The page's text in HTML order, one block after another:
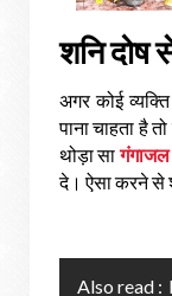
शनि दोष
अगर कोई
पाना चाहता है
थोड़ा सागंगाजल
दे। ऐसा करने से
Also read :